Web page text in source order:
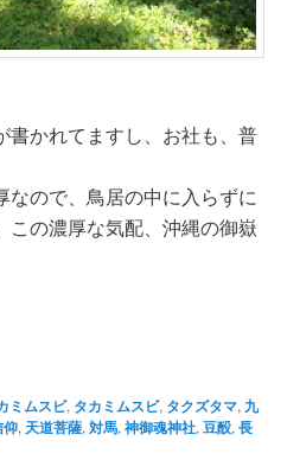
書かれてますし、お社も、普
なので、鳥居の中に入らずに
この濃厚な気配、沖縄の御嶽
ミムスビ, タカミムスビ, タクズタマ, 九
, 天道菩薩, 対馬, 神御魂神社, 豆酘, 長